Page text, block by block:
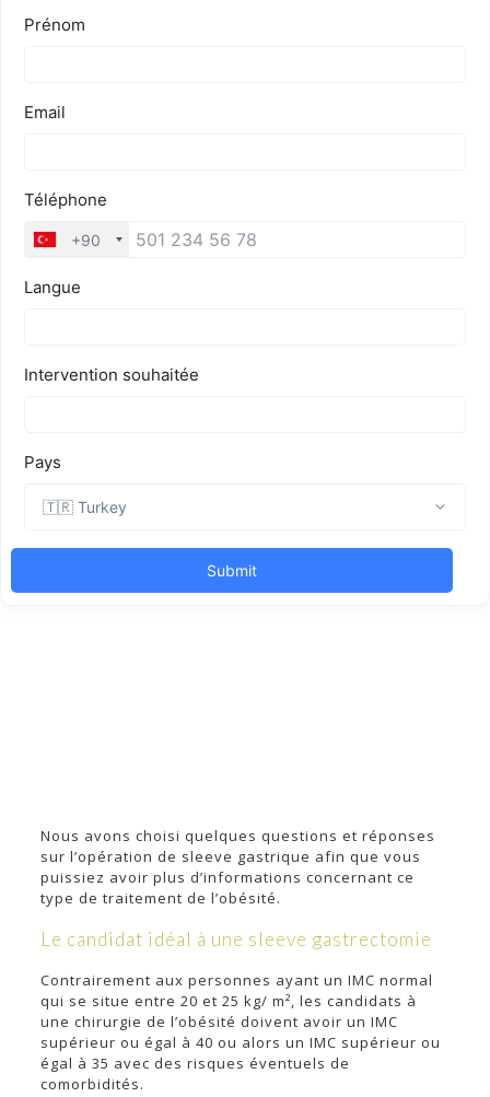
Nous avons choisi quelques questions et réponses
sur l’opération de sleeve gastrique afin que vous
puissiez avoir plus d’informations concernant ce
type de traitement de l’obésité.
Le candidat idéal à une sleeve gastrectomie
Contrairement aux personnes ayant un IMC normal
qui se situe entre 20 et 25 kg/ m², les candidats à
une chirurgie de l’obésité doivent avoir un IMC
supérieur ou égal à 40 ou alors un IMC supérieur ou
égal à 35 avec des risques éventuels de
comorbidités.